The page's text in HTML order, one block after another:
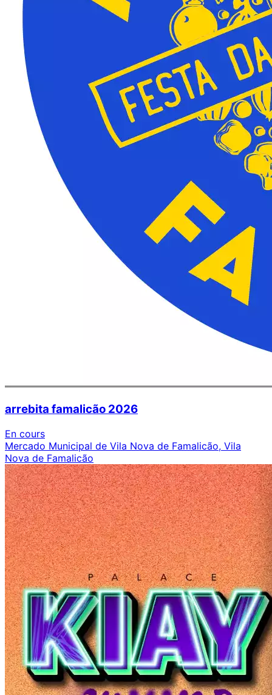
arrebita famalicão 2026
En cours
Mercado Municipal de Vila Nova de Famalicão, Vila
Nova de Famalicão